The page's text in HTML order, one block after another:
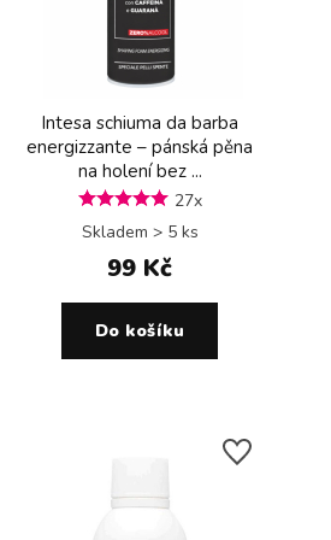
Intesa schiuma da barba
energizzante – pánská pěna
na holení bez ...
27x
Skladem > 5 ks
99 Kč
Do košíku